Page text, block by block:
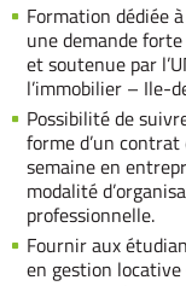
Formation dédiée
une demande
et soutenue par
l’immobilier – Ile-
Possibilité de
forme d’un
semaine en
modalité
professionnelle.
Fournir aux
en gestion locative